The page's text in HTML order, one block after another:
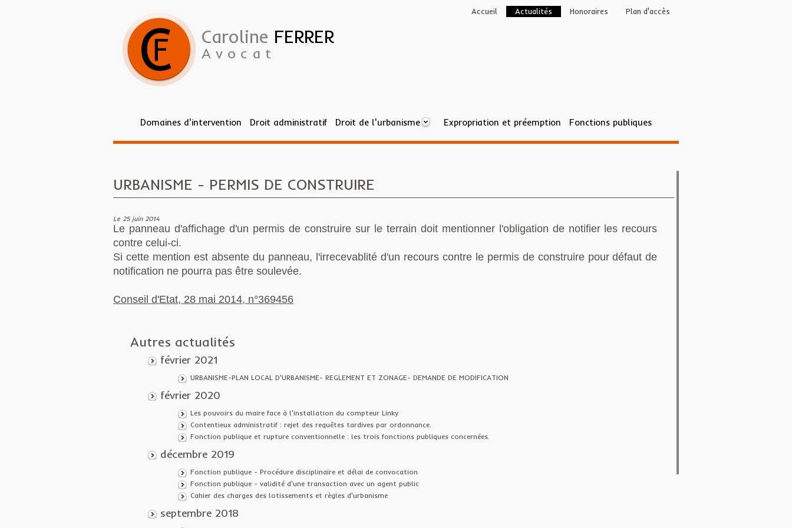
URBANISME - PERMIS DE CONSTRUIRE
Le 25 juin 2014
Le panneau d'affichage d'un permis de construire sur le terrain doit mentionner l'obligation de notifier les recours
contre celui-ci.
Si cette mention est absente du panneau, l'irrecevablité d'un recours contre le permis de construire pour défaut de
notification ne pourra pas être soulevée.
Conseil d'Etat, 28 mai 2014, n°369456
Autres actualités
février 2021
URBANISME-PLAN LOCAL D'URBANISME- REGLEMENT ET ZONAGE- DEMANDE DE MODIFICATION
février 2020
Les pouvoirs du maire face à l'installation du compteur Linky
Contentieux administratif : rejet des requêtes tardives par ordonnance.
Fonction publique et rupture conventionnelle : les trois fonctions publiques concernées.
décembre 2019
Fonction publique - Procédure disciplinaire et délai de convocation
Fonction publique - validité d'une transaction avec un agent public
Cahier des charges des lotissements et règles d'urbanisme
septembre 2018
Caroline FERRER
Avocat
Domaines d'intervention Droit administratif Droit de l'urbanisme Expropriation et préemption Fonctions publiques
Accueil Actualités Honoraires Plan d'accès